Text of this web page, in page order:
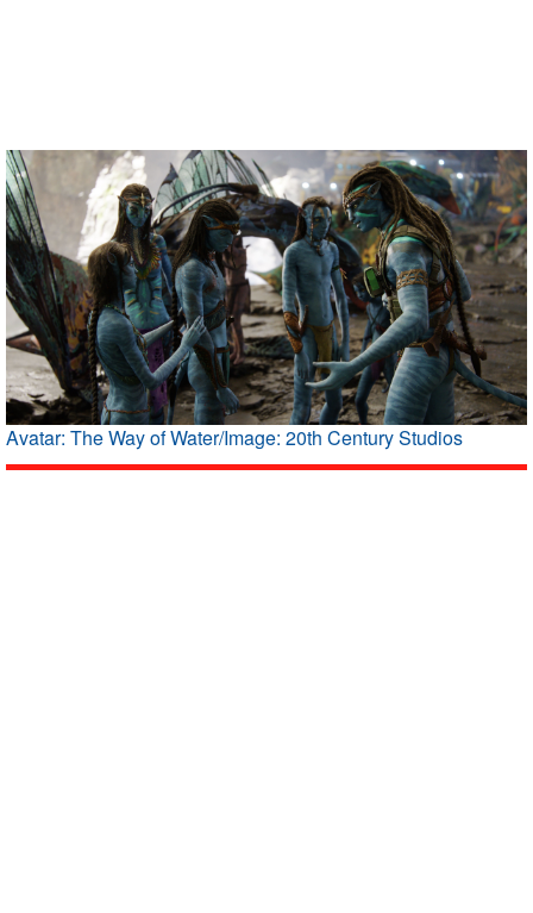
Avatar: The Way of Water/Image: 20th Century Studios